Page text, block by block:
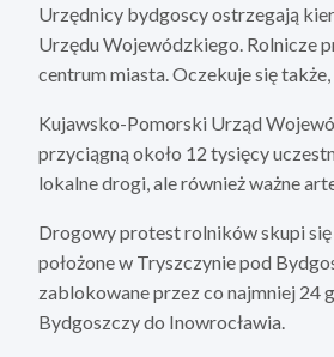
Urzędnicy bydgoscy ostrzegają
Urzędu Wojewódzkiego. Rolnicze
centrum miasta. Oczekuje się
Kujawsko-Pomorski Urząd
przyciągną około 12 tysięcy
lokalne drogi, ale również ważne
Drogowy protest rolników skupi się
położone w Tryszczynie pod
zablokowane przez co najmniej 24
Bydgoszczy do Inowrocławia.